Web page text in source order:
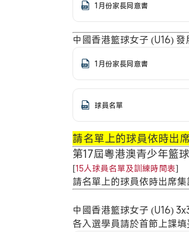
1月份家長同意書
中國香港籃球女子 (U16) 發
1月份家長同意書
球員名單
請名單上的球員依時出
第17屆粵港澳青少年籃
[15人球員名單及訓練時間表]
請名單上的球員依時出席
中國香港籃球女子 (U16)
各入選學員請於首節上課填